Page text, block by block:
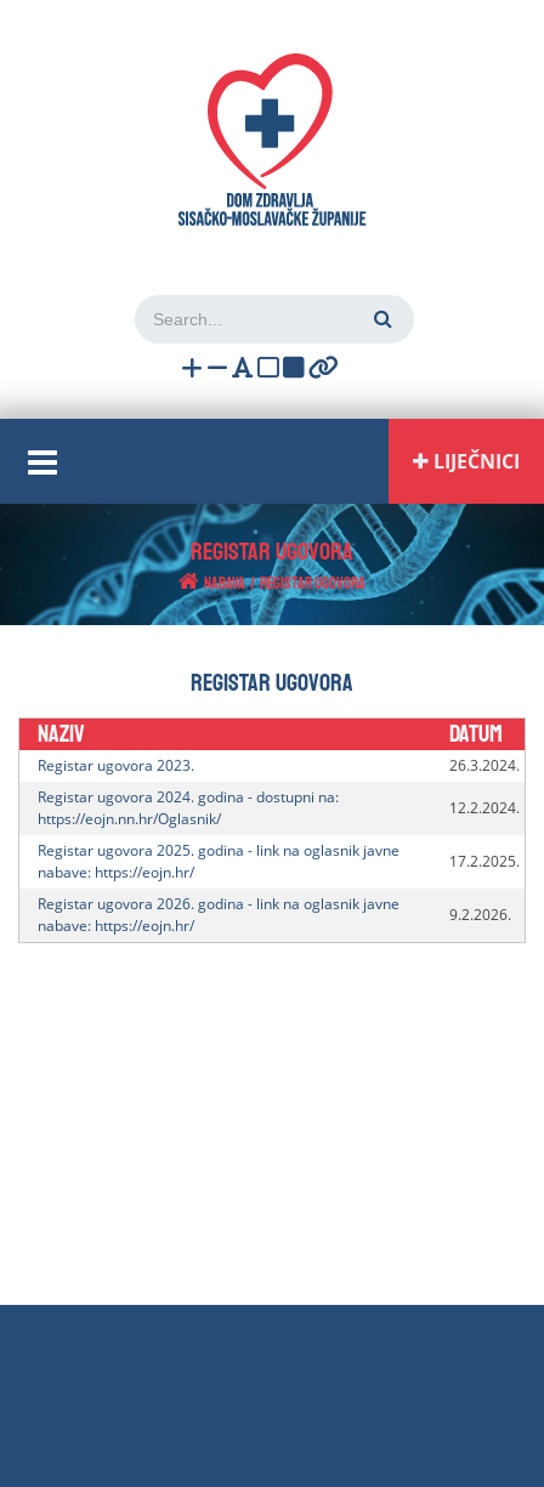
LIJEČNICI
REGISTAR UGOVORA
Nabava/Registar Ugovora
Registar Ugovora
Naziv
Datum
Registar ugovora 2023.
26.3.2024.
Registar ugovora 2024. godina - dostupni na:
https://eojn.nn.hr/Oglasnik/
12.2.2024.
Registar ugovora 2025. godina - link na oglasnik javne
nabave: https://eojn.hr/
17.2.2025.
Registar ugovora 2026. godina - link na oglasnik javne
nabave: https://eojn.hr/
9.2.2026.